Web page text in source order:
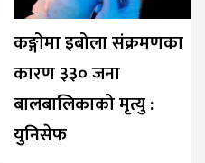
कङ्गोमा इबोला संक्रमणका
कारण ३३० जना
बालबालिकाको मृत्यु :
युनिसेफ